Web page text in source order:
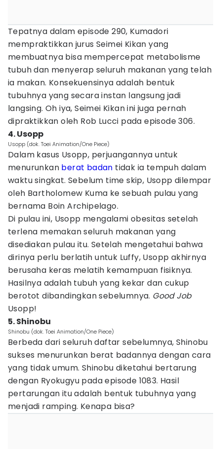
Tepatnya dalam episode 290, Kumadori
mempraktikkan jurus Seimei Kikan yang
membuatnya bisa mempercepat metabolisme
tubuh dan menyerap seluruh makanan yang telah
ia makan. Konsekuensinya adalah bentuk
tubuhnya yang secara instan langsung jadi
langsing. Oh iya, Seimei Kikan ini juga pernah
dipraktikkan oleh Rob Lucci pada episode 306.
4. Usopp
Usopp (dok. Toei Animation/One Piece)
Dalam kasus Usopp, perjuangannya untuk
menurunkan berat badan tidak ia tempuh dalam
waktu singkat. Sebelum time skip, Usopp dilempar
oleh Bartholomew Kuma ke sebuah pulau yang
bernama Boin Archipelago.
Di pulau ini, Usopp mengalami obesitas setelah
terlena memakan seluruh makanan yang
disediakan pulau itu. Setelah mengetahui bahwa
dirinya perlu berlatih untuk Luffy, Usopp akhirnya
berusaha keras melatih kemampuan fisiknya.
Hasilnya adalah tubuh yang kekar dan cukup
berotot dibandingkan sebelumnya. Good Job
Usopp!
5. Shinobu
Shinobu (dok. Toei Animation/One Piece)
Berbeda dari seluruh daftar sebelumnya, Shinobu
sukses menurunkan berat badannya dengan cara
yang tidak umum. Shinobu diketahui bertarung
dengan Ryokugyu pada episode 1083. Hasil
pertarungan itu adalah bentuk tubuhnya yang
menjadi ramping. Kenapa bisa?